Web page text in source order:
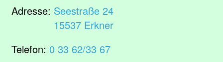
Adresse: Seestraße 24
15537 Erkner
Telefon: 0 33 62/33 67